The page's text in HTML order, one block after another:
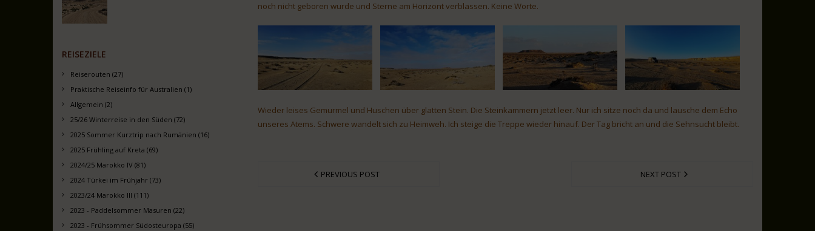
noch nicht geboren wurde und Sterne am Horizont verblassen. Keine Worte.
Wieder leises Gemurmel und Huschen über glatten Stein. Die Steinkammern jetzt leer. Nur ich sitze noch da und lausche dem Echo
unseres Atems. Schwere wandelt sich zu Heimweh. Ich steige die Treppe wieder hinauf. Der Tag bricht an und die Sehnsucht bleibt.
PREVIOUS POST NEXT POST
REISEZIELE
Reiserouten (27)
Praktische Reiseinfo für Australien (1)
Allgemein (2)
25/26 Winterreise in den Süden (72)
2025 Sommer Kurztrip nach Rumänien (16)
2025 Frühling auf Kreta (69)
2024/25 Marokko IV (81)
2024 Türkei im Frühjahr (73)
2023/24 Marokko III (111)
2023 - Paddelsommer Masuren (22)
2023 - Frühsommer Südosteuropa (55)